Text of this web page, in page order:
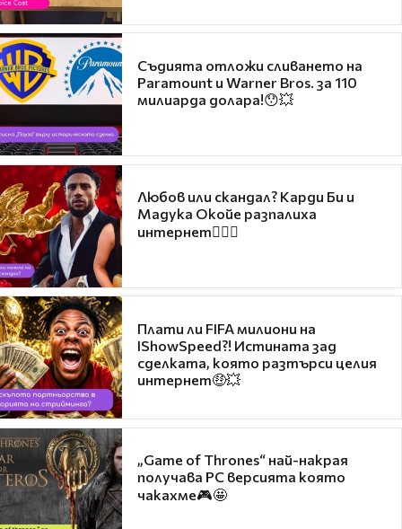
Съдията отложи сливането на
Paramount и Warner Bros. за 110
милиарда долара!😯💥
Любов или скандал? Карди Би и
Мадука Окойе разпалиха
интернет❤️‍🔥🔥
Плати ли FIFA милиони на
IShowSpeed?! Истината зад
сделката, която разтърси целия
интернет🤑💥
„Game of Thrones“ най-накрая
получава PC версията която
чакахме🎮🤩